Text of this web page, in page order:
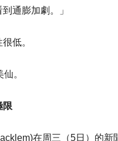
通膨加劇。」
低。
。
限
在周三（5日）的